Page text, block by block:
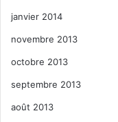
janvier 2014
novembre 2013
octobre 2013
septembre 2013
août 2013